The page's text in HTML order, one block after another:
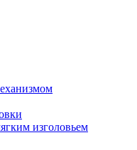
изголовьем